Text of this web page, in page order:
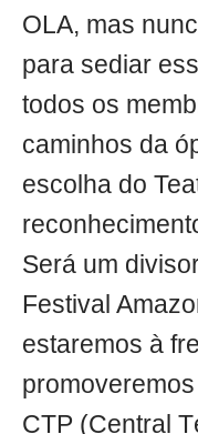
OLA, mas
para sediar
todos os
caminhos da
escolha do
Será um
Festival
estaremos à
CTP (Central